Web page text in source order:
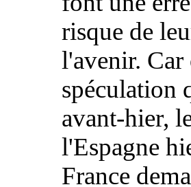
risque de
l'avenir. Car
spéculation
avant-hier,
l'Espagne
France